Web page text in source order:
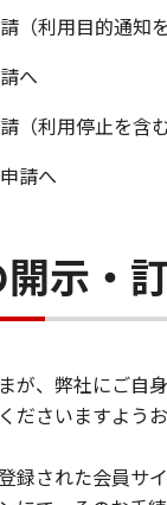
（利用目的通知
へ
（利用停止を含
請へ
示・
が、弊社にご自
ださいますようお
録された会員サ